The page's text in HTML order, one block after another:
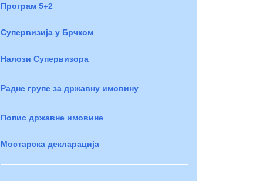
Програм 5+2
Супервизија у Брчком
Налози Супервизора
Радне групе за државну имовину
Попис државне имовине
Мостарска декларација